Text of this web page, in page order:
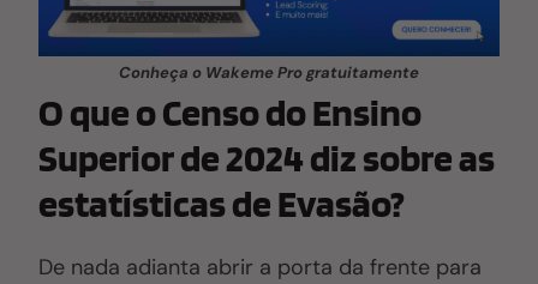
Conheça o Wakeme Pro gratuitamente
O que o Censo do Ensino
Superior de 2024 diz sobre as
estatísticas de Evasão?
De nada adianta abrir a porta da frente para